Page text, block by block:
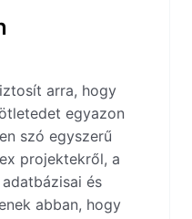
arra, hogy
egyazon
szó egyszerű
projektekről, a
és
abban, hogy